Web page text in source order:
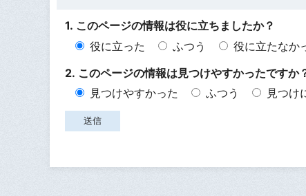
1. このページの情報は役に立ちましたか？
役に立った
ふつう
役に立たなか
2. このページの情報は見つけやすかったですか
見つけやすかった
ふつう 見つけ